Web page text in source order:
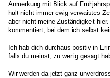
Anmerkung mit Blick auf
halt nicht immer ewig verwaistes
aber nicht meine Zuständigkeit
kommentiert, bei dem ich selbst
Ich hab dich durchaus positiv in
falls du meinst, zu wenig gesagt
Wir werden da jetzt ganz